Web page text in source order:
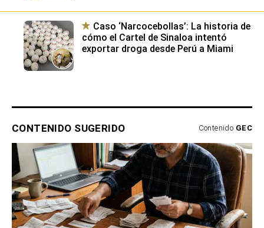
colectiveros informales
Caso ‘Narcocebollas’: La historia de
CONTENIDO SUGERIDO ContenidoGEC